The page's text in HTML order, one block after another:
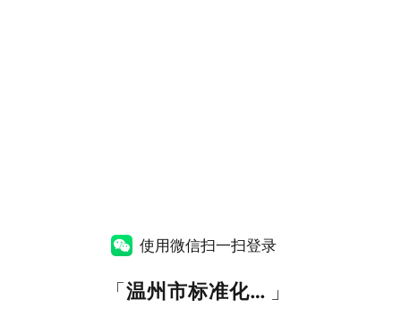
使用微信扫一扫登录
「 温州市标准化创新服务平台 」